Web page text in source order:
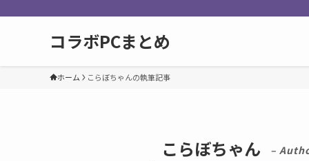
コラボPCまとめ
ホーム こらぼちゃんの執筆記事
こらぼちゃん –